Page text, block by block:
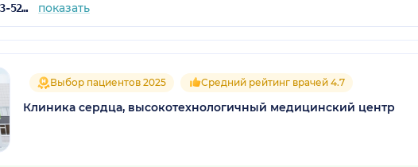
+7 (472) 543-52-70 показать
Выбор пациентов 2025 Средний рейтинг врачей 4.7
Клиника сердца, высокотехнологичный медицинский центр